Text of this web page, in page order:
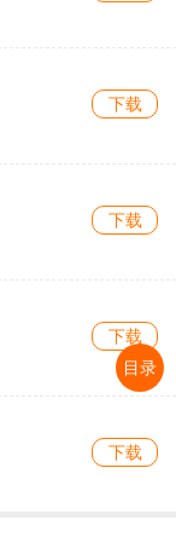
下载
下载
下载
下载
目录